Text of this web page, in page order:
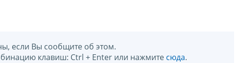
если Вы сообщите об этом.
клавиш: Ctrl + Enter или нажмите сюда.